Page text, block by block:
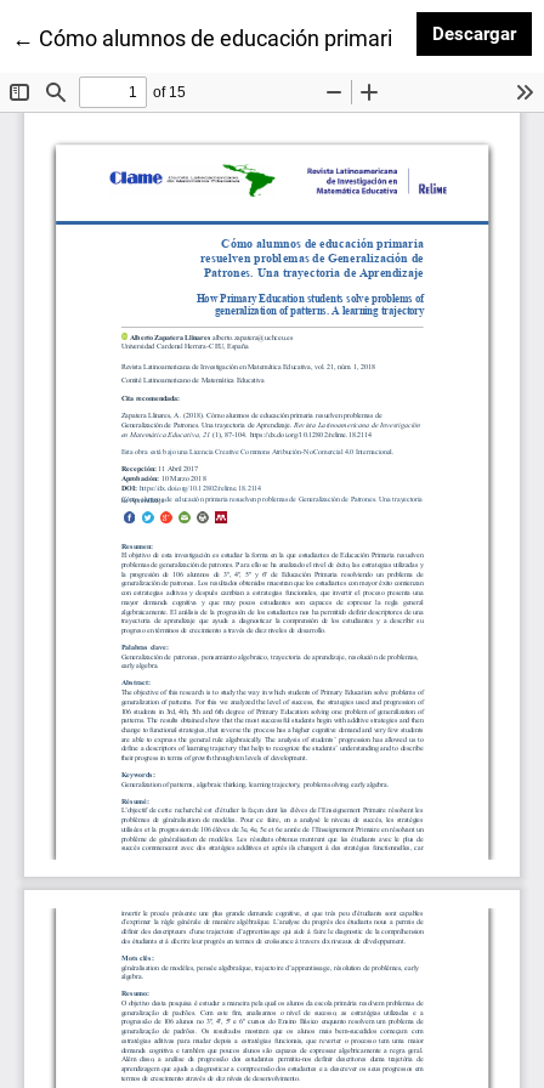
← Volver a los detalles del artículo
Cómo alumnos de educación primaria resuelven
Descargar